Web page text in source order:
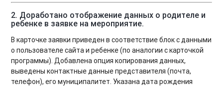
2. Доработано отображение данных о родителе и
ребенке в заявке на мероприятие.
В карточке заявки приведен в соответствие блок с данными
о пользователе сайта и ребенке (по аналогии с карточкой
программы). Добавлена опция копирования данных,
выведены контактные данные представителя (почта,
телефон), его муниципалитет. Указана дата рождения